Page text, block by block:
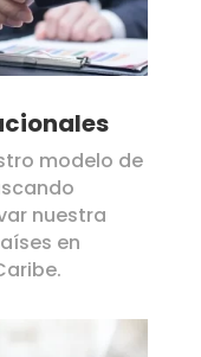
modelo de
nuestra
en